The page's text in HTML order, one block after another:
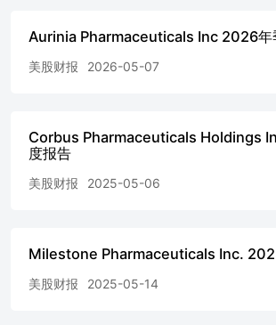
财务报表所要求的。管理层认为，所
常重复性调整，都已包括在内，以确
合并财务报表应与公司2024年12月31
Pharma U.S., Inc.（特拉华州公司）的
中，所有内部公司余额和交易都已消除
的预期结果。 摘要：重要会计政策和
期会计声明 在2023年12月，美国财务
（FASB）发布了关于第2023-09号会
2023-09）的最终指南。收入税（
Aurinia Pharmaceuticals Inc 2026年
美股财报 2026-05-07
Corbus Pharmaceuticals Holdings
度报告
美股财报 2025-05-06
Milestone Pharmaceuticals Inc.
美股财报 2025-05-14